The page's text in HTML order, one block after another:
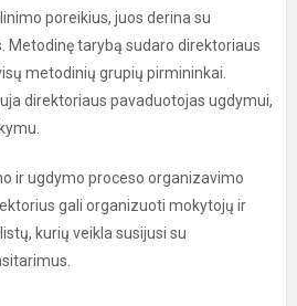
poreikius, juos derina su
Metodinę tarybą sudaro direktoriaus
metodinių grupių pirmininkai.
direktoriaus pavaduotojas ugdymui,
ir ugdymo proceso organizavimo
gali organizuoti mokytojų ir
kurių veikla susijusi su